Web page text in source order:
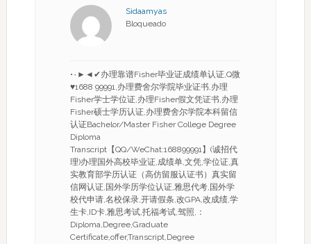
Sidaamyas
Bloqueado
•۰►◄✔办理靠谱Fisher毕业证成绩单认证,Q微
♥1688 99991,办理费舍尔学院毕业证书,办理
Fisher学士学位证,办理Fisher假文凭证书,办理
Fisher硕士学历认证,办理费舍尔学院本科留信
认证Bachelor/Master Fisher College Degree
Diploma
Transcript【QQ/WeChat:168899991】(诚招代
理)办理国外高校毕业证,成绩单,文凭,学位证,真
实教育部学历认证（高仿留服认证书）真实留
信网认证,国外学历学位认证,雅思代考,国外学
校代申请,名校保录,开请假条,改GPA,改成绩,学
生卡,ID卡,雅思考试,托福考试,驾照,：
Diploma,Degree,Graduate
Certificate,offer,Transcript,Degree